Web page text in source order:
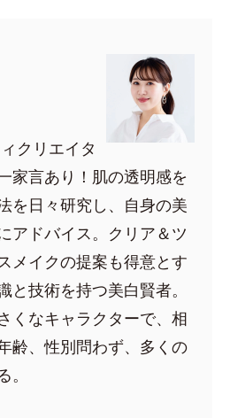
クリエイタ
家言あり！肌の透明感を
を日々研究し、自身の美
アドバイス。クリア＆ツ
メイクの提案も得意とす
と技術を持つ美白賢者。
くなキャラクターで、相
齢、性別問わず、多くの